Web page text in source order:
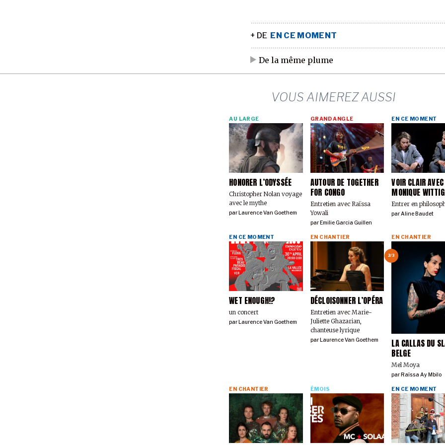
+ DE EN CE MOMENT
De la même plume
VOUS AIMEREZ AUSSI
HONORER L’ODYSSÉE
Christopher Nolan voyage
avec le mythe
AU LARGE
parLaurence Van Goethem
AUTOUR DE TOGETHER
FOR CONGO
Entretien avec Raïssa
Yowali
GRAND ANGLE
parEmilie Garcia Guillen
VOIR CLAIR AVEC
MONIQUE WITTIG
Entrer en
EN CE MOMENT
parAline Baudet
WET ENOUGH!?
un concert
EN CE MOMENT
par Laurence Van Goethem
DÉCLOISONNER L’OPÉRA
Entretien avec Marie-
Juliette Ghazarian,
chanteuse lyrique
EN CHANTIER
par Laurence Van Goethem
2/3
LA CALLAS DU
BELGE
Mel Moya
EN CHANTIER
parRaïssa Ay Mbilo
EN CHANTIER ÉMOIS EN CE MOMENT